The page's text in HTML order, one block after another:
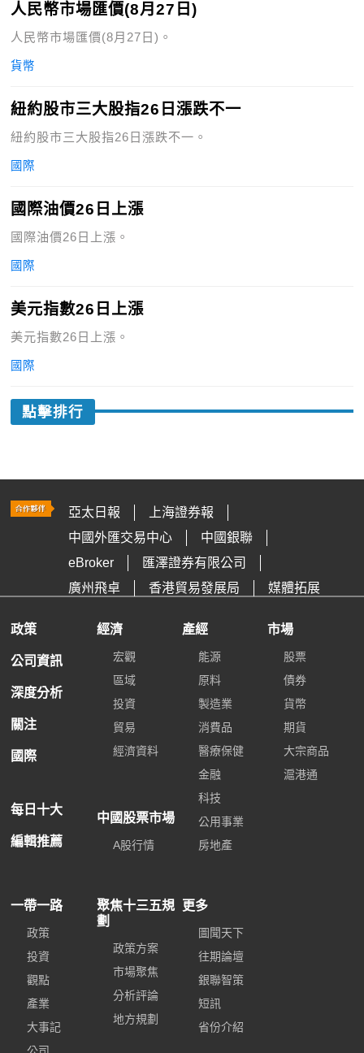
人民幣市場匯價(8月27日)
人民幣市場匯價(8月27日)。
貨幣
紐約股市三大股指26日漲跌不一
紐約股市三大股指26日漲跌不一。
國際
國際油價26日上漲
國際油價26日上漲。
國際
美元指數26日上漲
美元指數26日上漲。
國際
點擊排行
亞太日報
上海證券報
中國外匯交易中心
中國銀聯
eBroker
匯澤證券有限公司
廣州飛卓
香港貿易發展局 媒體拓展
政策
公司資訊
深度分析
關注
國際
每日十大
編輯推薦
經濟
宏觀
區域
投資
貿易
經濟資料
中國股票市場
A股行情
產經
能源
原料
製造業
消費品
醫療保健
金融
科技
公用事業
房地產
市場
股票
債券
貨幣
期貨
大宗商品
滬港通
一帶一路
政策
投資
觀點
產業
大事記
聚焦十三五規
劃
政策方案
市場聚焦
分析評論
地方規劃
更多
圖聞天下
往期論壇
銀聯智策
短訊
省份介紹